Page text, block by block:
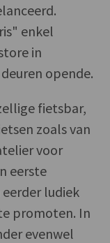
enkel
in
opende.
fietsbar,
zoals van
voor
eerste
ludiek
promoten. In
evenwel